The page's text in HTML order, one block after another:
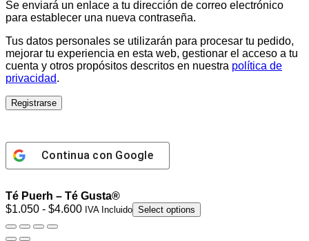
Se enviará un enlace a tu dirección de correo electrónico
para establecer una nueva contraseña.
Tus datos personales se utilizarán para procesar tu pedido,
mejorar tu experiencia en esta web, gestionar el acceso a tu
cuenta y otros propósitos descritos en nuestra política de
privacidad.
Registrarse
Continua con Google
Té Puerh – Té Gusta®
$1.050 - $4.600Rango
IVA Incluido Select options